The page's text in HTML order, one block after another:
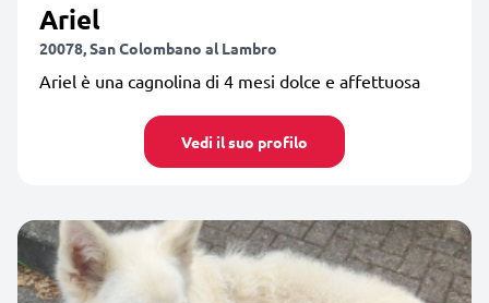
Ariel
20078, San Colombano al Lambro
Ariel è una cagnolina di 4 mesi dolce e affettuosa
Vedi il suo profilo